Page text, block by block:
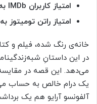
امتیاز کاربران IMDb به فیلم:
امتیاز راتن تومیتوز
خانه‌ی رنگ ‌شده، فیلم و
در این داستانِ
می‌دهد. این قصه در مقایسه
یک درام خالص به حساب
آلفونسو آرایو هم یک